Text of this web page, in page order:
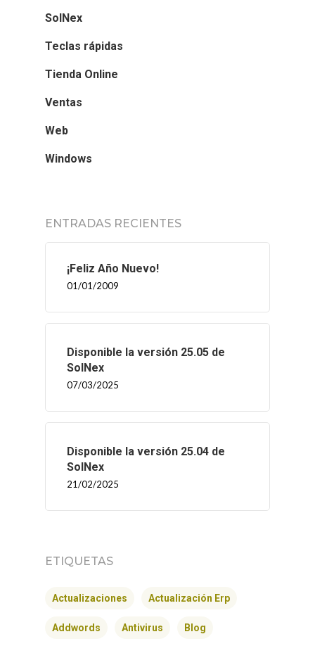
SolNex
Teclas rápidas
Tienda Online
Ventas
Web
Windows
ENTRADAS RECIENTES
¡Feliz Año Nuevo!
01/01/2009
Disponible la versión 25.05 de
SolNex
07/03/2025
Disponible la versión 25.04 de
SolNex
21/02/2025
ETIQUETAS
Actualizaciones Actualización Erp
Addwords Antivirus Blog